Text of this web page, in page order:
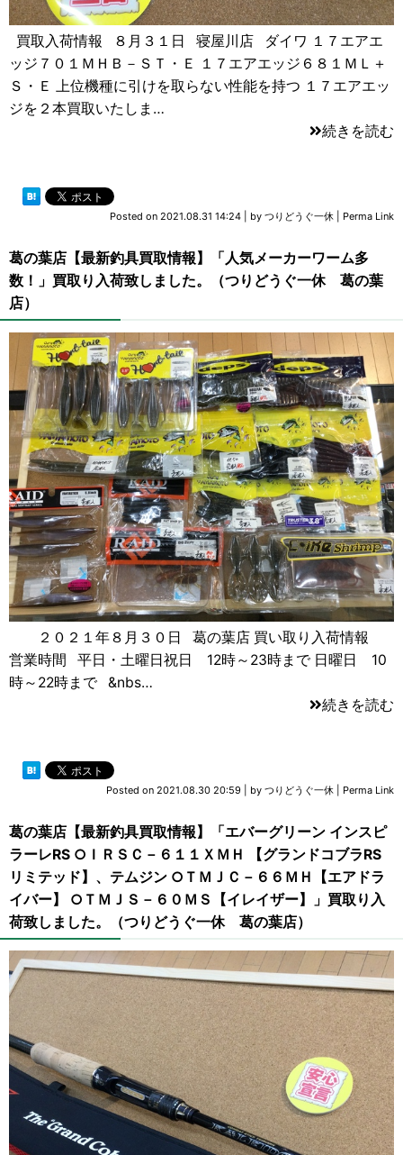
買取入荷情報 ８月３１日 寝屋川店 ダイワ １７エアエ
ッジ７０１ＭＨＢ－ＳＴ・Ｅ １７エアエッジ６８１ＭＬ＋
Ｓ・Ｅ 上位機種に引けを取らない性能を持つ １７エアエッ
ジを２本買取いたしま…
続きを読む
Posted on 2021.08.31 14:24 by つりどうぐ一休 Perma Link
葛の葉店【最新釣具買取情報】「人気メーカーワーム多
数！」買取り入荷致しました。（つりどうぐ一休 葛の葉
店）
２０２１年８月３０日 葛の葉店 買い取り入荷情報
営業時間 平日・土曜日祝日 12時～23時まで 日曜日 10
時～22時まで &nbs…
続きを読む
Posted on 2021.08.30 20:59 by つりどうぐ一休 Perma Link
葛の葉店【最新釣具買取情報】「エバーグリーン インスピ
ラーレRS ○ＩＲＳＣ－６１１ＸＭＨ 【グランドコブラRS
リミテッド】、テムジン ○ＴＭＪＣ－６６ＭＨ【エアドラ
イバー】 ○ＴＭＪＳ－６０ＭＳ【イレイザー】」買取り入
荷致しました。（つりどうぐ一休 葛の葉店）